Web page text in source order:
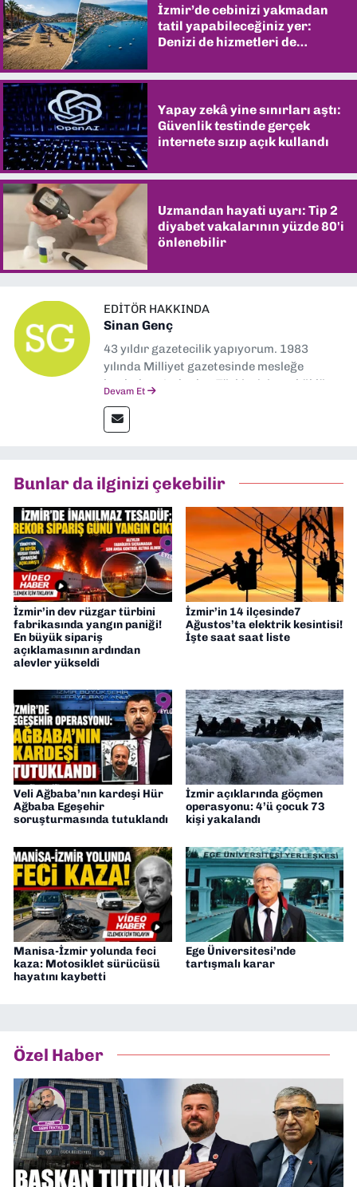
İzmir’de cebinizi yakmadan
tatil yapabileceğiniz yer:
Denizi de hizmetleri de
Yapay zekâ yine sınırları aştı:
Güvenlik testinde gerçek
internete sızıp açık kullandı
Uzmandan hayati uyarı: Tip 2
diyabet vakalarının yüzde 80'i
önlenebilir
EDITÖR HAKKINDA
Sinan Genç
43 yıldır gazetecilik yapıyorum. 1983
yılında Milliyet gazetesinde mesleğe
başladım. Ardından Türkiye’nin en köklü
muhabir, editör, müdür yardımcısı ve spor
müdürü olarak görev yaptım. Ayrıca Yeni
Gazetesi'nde editörlük yapıyorum
Devam Et
Bunlar da ilginizi çekebilir
İzmir’in dev rüzgar türbini
fabrikasında yangın paniği!
En büyük sipariş
açıklamasının ardından
alevler yükseldi
İzmir’in 14 ilçesinde7
Ağustos’ta elektrik kesintisi!
İşte saat saat liste
Veli Ağbaba’nın kardeşi Hür
Ağbaba Egeşehir
soruşturmasında tutuklandı
İzmir açıklarında göçmen
operasyonu: 4’ü çocuk 73
kişi yakalandı
Manisa-İzmir yolunda feci
kaza: Motosiklet sürücüsü
hayatını kaybetti
Ege Üniversitesi’nde
tartışmalı karar
Özel Haber